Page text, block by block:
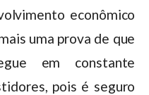
econômico
uma prova de que
em constante
pois é seguro